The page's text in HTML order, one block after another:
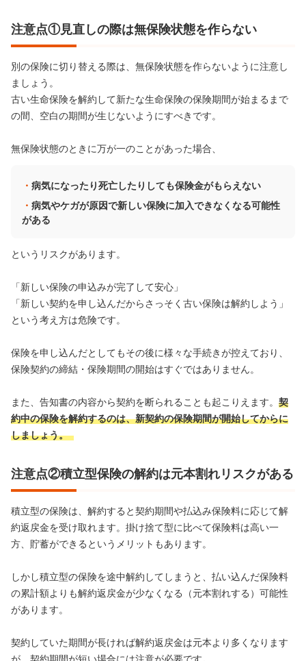
注意点①見直しの際は無保険状態を作らない
別の保険に切り替える際は、無保険状態を作らないように注意し
ましょう。
古い生命保険を解約して新たな生命保険の保険期間が始まるまで
の間、空白の期間が生じないようにすべきです。
無保険状態のときに万が一のことがあった場合、
病気になったり死亡したりしても保険金がもらえない
病気やケガが原因で新しい保険に加入できなくなる可能性
がある
というリスクがあります。
「新しい保険の申込みが完了して安心」
「新しい契約を申し込んだからさっそく古い保険は解約しよう」
という考え方は危険です。
保険を申し込んだとしてもその後に様々な手続きが控えており、
保険契約の締結・保険期間の開始はすぐではありません。
また、告知書の内容から契約を断られることも起こりえます。 契
約中の保険を解約するのは、新契約の保険期間が開始してからに
しましょう。
注意点②積立型保険の解約は元本割れリスクがある
積立型の保険は、解約すると契約期間や払込み保険料に応じて解
約返戻金を受け取れます。掛け捨て型に比べて保険料は高い一
方、貯蓄ができるというメリットもあります。
しかし積立型の保険を途中解約してしまうと、払い込んだ保険料
の累計額よりも解約返戻金が少なくなる（元本割れする）可能性
があります。
契約していた期間が長ければ解約返戻金は元本より多くなります
が、契約期間が短い場合には注意が必要です。